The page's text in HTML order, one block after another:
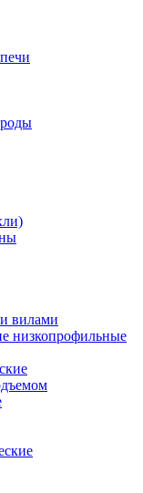
вилами
низкопрофильные